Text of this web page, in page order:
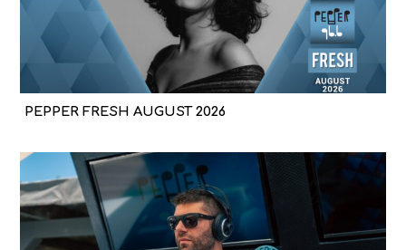
PEPPER FRESH AUGUST 2026